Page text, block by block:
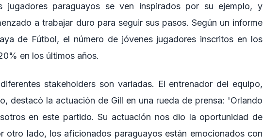
jugadores paraguayos se ven inspirados por su ejemplo, y
a trabajar duro para seguir sus pasos. Según un informe
de Fútbol, el número de jóvenes jugadores inscritos en los
en los últimos años.
stakeholders son variadas. El entrenador del equipo,
destacó la actuación de Gill en una rueda de prensa: 'Orlando
en este partido. Su actuación nos dio la oportunidad de
otro lado, los aficionados paraguayos están emocionados con